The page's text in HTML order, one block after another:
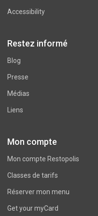
Accessibility
Restez informé
Blog
Presse
Médias
Liens
Mon compte
Mon compte Restopolis
Classes de tarifs
Réserver mon menu
Get your myCard